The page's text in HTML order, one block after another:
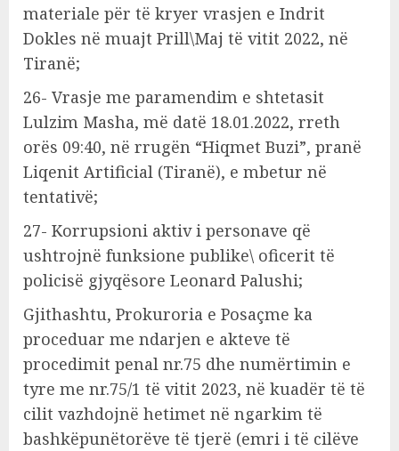
materiale për të kryer vrasjen e Indrit
Dokles në muajt Prill\Maj të vitit 2022, në
Tiranë;
26- Vrasje me paramendim e shtetasit
Lulzim Masha, më datë 18.01.2022, rreth
orës 09:40, në rrugën “Hiqmet Buzi”, pranë
Liqenit Artificial (Tiranë), e mbetur në
tentativë;
27- Korrupsioni aktiv i personave që
ushtrojnë funksione publike\ oficerit të
policisë gjyqësore Leonard Palushi;
Gjithashtu, Prokuroria e Posaçme ka
proceduar me ndarjen e akteve të
procedimit penal nr.75 dhe numërtimin e
tyre me nr.75/1 të vitit 2023, në kuadër të të
cilit vazhdojnë hetimet në ngarkim të
bashkëpunëtorëve të tjerë (emri i të cilëve